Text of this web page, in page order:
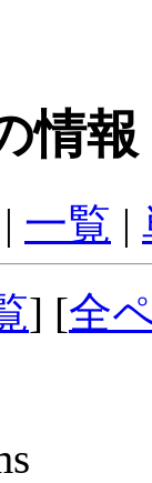
情報
| 一覧 |
] [全